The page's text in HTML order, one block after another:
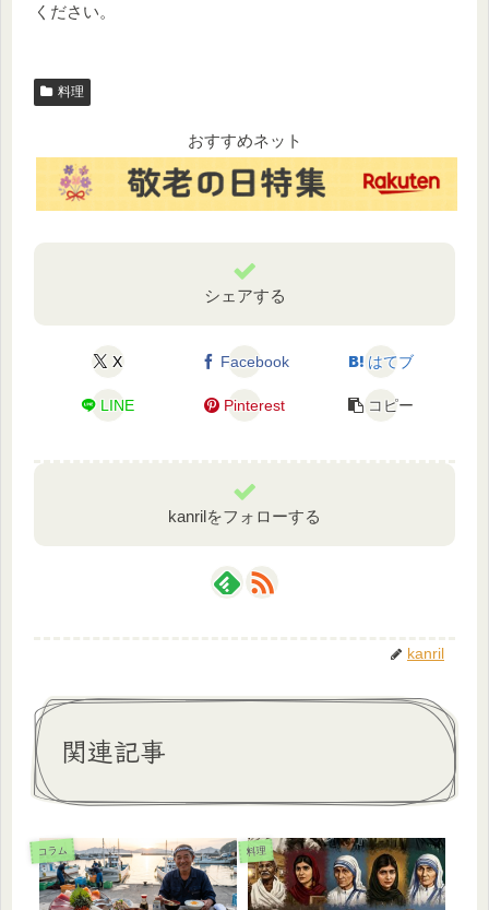
ください。
料理
おすすめネット
シェアする
X Facebook はてブ
LINE Pinterest コピー
kanrilをフォローする
kanril
関連記事
コラム 料理